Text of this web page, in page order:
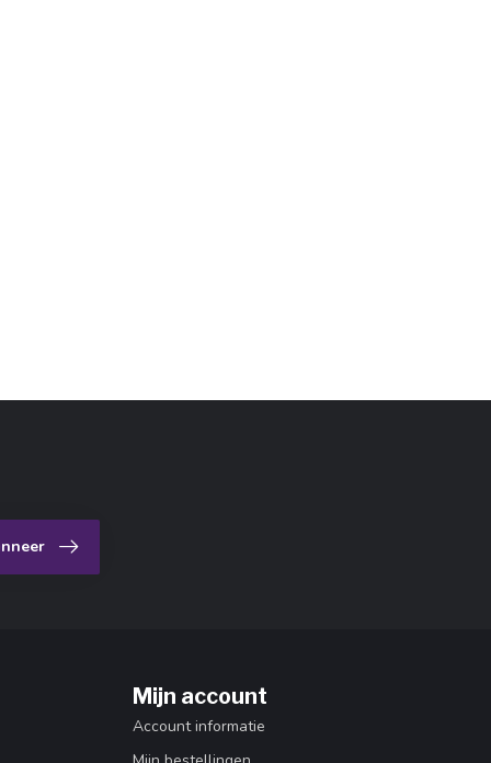
Mijn account
Account informatie